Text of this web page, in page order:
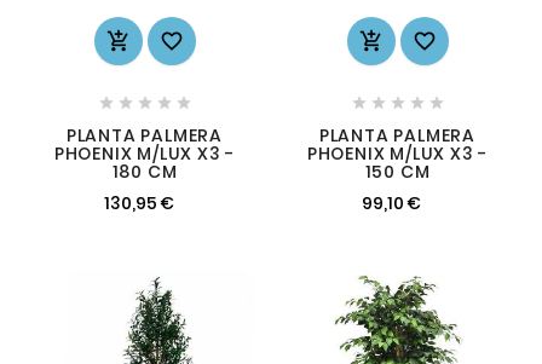
 
    
PLANTA PALMERA
PHOENIX M/LUX X3 -
180 CM
130,95 €
 
    
PLANTA PALMERA
PHOENIX M/LUX X3 -
150 CM
99,10 €